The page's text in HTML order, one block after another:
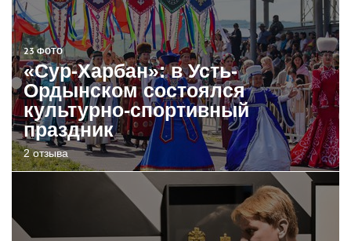
23 ФОТО
«Сур-Харбан»: в Усть-
Ордынском состоялся
культурно-спортивный
праздник
2 отзыва